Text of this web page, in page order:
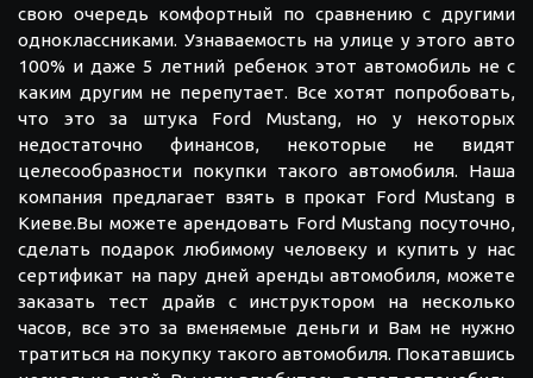
свою очередь комфортный по сравнению с другими
одноклассниками. Узнаваемость на улице у этого авто
100% и даже 5 летний ребенок этот автомобиль не с
каким другим не перепутает. Все хотят попробовать,
что это за штука Ford Mustang, но у некоторых
недостаточно финансов, некоторые не видят
целесообразности покупки такого автомобиля. Наша
компания предлагает взять в прокат Ford Mustang в
Киеве.Вы можете арендовать Ford Mustang посуточно,
сделать подарок любимому человеку и купить у нас
сертификат на пару дней аренды автомобиля, можете
заказать тест драйв с инструктором на несколько
часов, все это за вменяемые деньги и Вам не нужно
тратиться на покупку такого автомобиля. Покатавшись